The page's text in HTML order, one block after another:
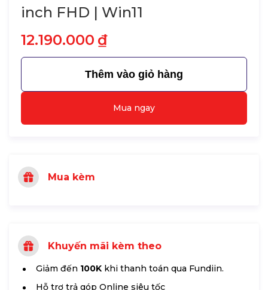
inch FHD | Win11
12.190.000 ₫
Thêm vào giỏ hàng
Mua ngay
Mua kèm
Khuyến mãi kèm theo
Giảm đến 100K khi thanh toán qua Fundiin.
Hỗ trợ trả góp Online siêu tốc